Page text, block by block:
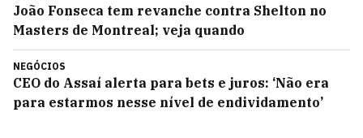
João Fonseca tem revanche contra Shelton no
Masters de Montreal; veja quando
NEGÓCIOS
CEO do Assaí alerta para bets e juros: ‘Não era
para estarmos nesse nível de endividamento’